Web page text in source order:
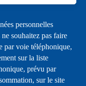
personnelles
souhaitez pas faire
par voie téléphonique,
sur la liste
prévu par
sur le site